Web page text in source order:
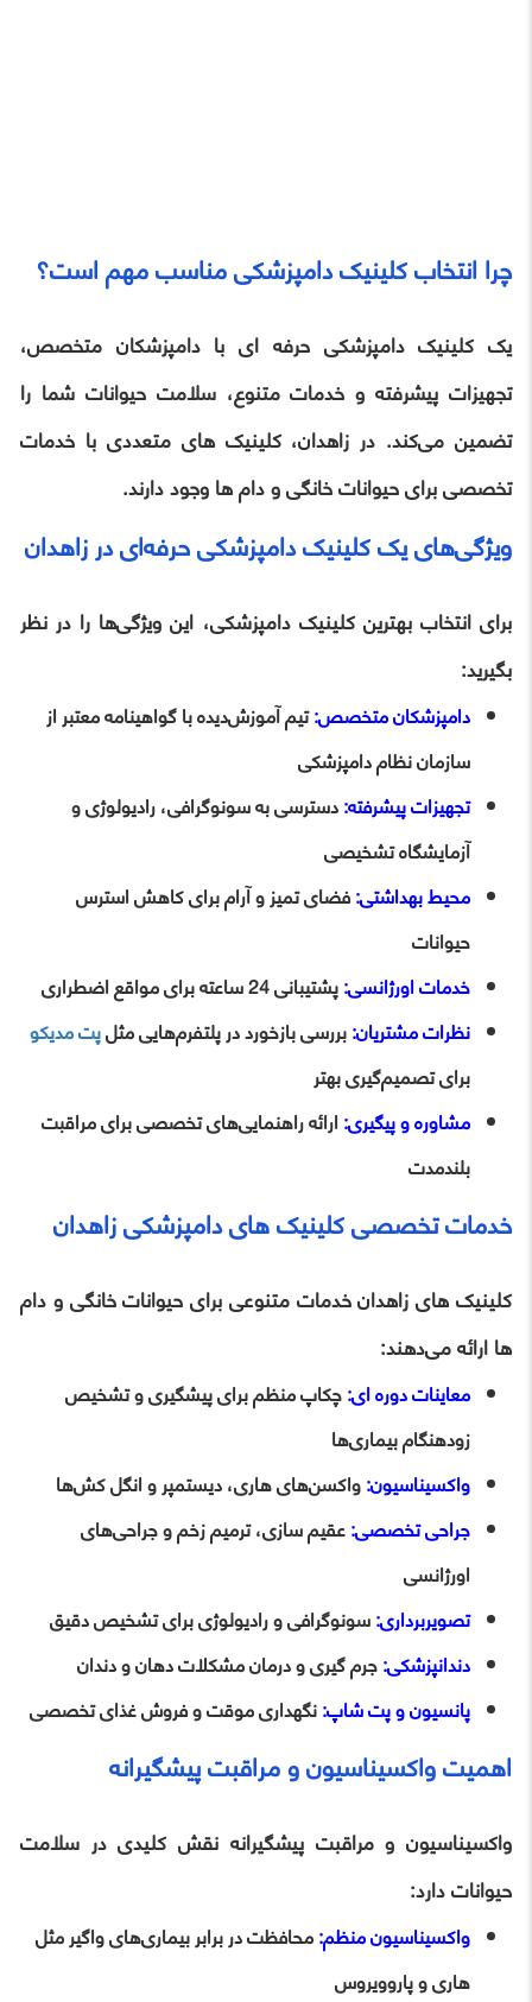
چرا انتخاب کلینیک دامپزشکی مناسب مهم است؟
یک کلینیک دامپزشکی حرفه‌ ای با دامپزشکان متخصص،
تجهیزات پیشرفته و خدمات متنوع، سلامت حیوانات شما را
تضمین می‌کند. در زاهدان، کلینیک‌ های متعددی با خدمات
تخصصی برای حیوانات خانگی و دام‌ ها وجود دارند.
ویژگی‌های یک کلینیک دامپزشکی حرفه‌ای در زاهدان
برای انتخاب بهترین کلینیک دامپزشکی، این ویژگی‌ها را در نظر
بگیرید:
دامپزشکان متخصص:تیم آموزش‌دیده با گواهینامه معتبر از
سازمان نظام دامپزشکی
تجهیزات پیشرفته:دسترسی به سونوگرافی، رادیولوژی و
آزمایشگاه تشخیصی
محیط بهداشتی:فضای تمیز و آرام برای کاهش استرس
حیوانات
خدمات اورژانسی:پشتیبانی 24 ساعته برای مواقع اضطراری
نظرات مشتریان:بررسی بازخورد در پلتفرم‌هایی مثلپت‌ مدیکو
برای تصمیم‌گیری بهتر
مشاوره و پیگیری:ارائه راهنمایی‌های تخصصی برای مراقبت
بلندمدت
خدمات تخصصی کلینیک‌ های دامپزشکی زاهدان
کلینیک‌ های زاهدان خدمات متنوعی برای حیوانات خانگی و دام‌
ها ارائه می‌دهند:
معاینات دوره‌ ای:چکاپ منظم برای پیشگیری و تشخیص
زودهنگام بیماری‌ها
واکسیناسیون:واکسن‌های هاری، دیستمپر و انگل‌ کش‌ها
جراحی تخصصی:عقیم‌ سازی، ترمیم زخم و جراحی‌های
اورژانسی
تصویربرداری:سونوگرافی و رادیولوژی برای تشخیص دقیق
دندانپزشکی:جرم‌ گیری و درمان مشکلات دهان و دندان
پانسیون و پت‌ شاپ:نگهداری موقت و فروش غذای تخصصی
اهمیت واکسیناسیون و مراقبت پیشگیرانه
واکسیناسیون و مراقبت پیشگیرانه نقش کلیدی در سلامت
حیوانات دارد:
واکسیناسیون منظم:محافظت در برابر بیماری‌های واگیر مثل
هاری و پاروویروس